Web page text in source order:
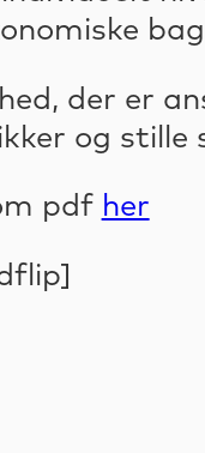
der er
og stille
pdf her